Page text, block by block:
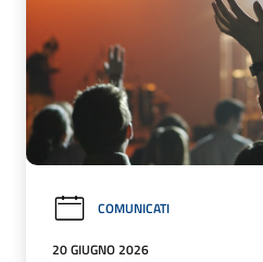
COMUNICATI
20 GIUGNO 2026